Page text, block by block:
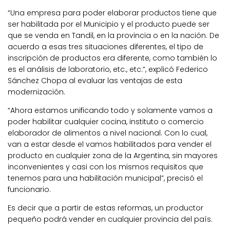
“Una empresa para poder elaborar productos tiene que
ser habilitada por el Municipio y el producto puede ser
que se venda en Tandil, en la provincia o en la nación. De
acuerdo a esas tres situaciones diferentes, el tipo de
inscripción de productos era diferente, como también lo
es el análisis de laboratorio, etc., etc.”, explicó Federico
Sánchez Chopa al evaluar las ventajas de esta
modernización.
“Ahora estamos unificando todo y solamente vamos a
poder habilitar cualquier cocina, instituto o comercio
elaborador de alimentos a nivel nacional. Con lo cual,
van a estar desde el vamos habilitados para vender el
producto en cualquier zona de la Argentina, sin mayores
inconvenientes y casi con los mismos requisitos que
tenemos para una habilitación municipal”, precisó el
funcionario.
Es decir que a partir de estas reformas, un productor
pequeño podrá vender en cualquier provincia del país.